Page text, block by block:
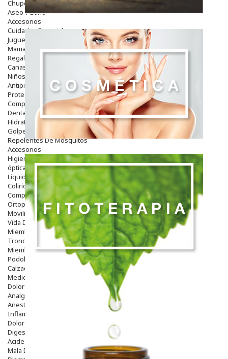
Chupetes Y Mordedores
Aseo Y Baño
Accesorios
Cuidados Especiales
Juguetes
Mama
Regalos
Canastilla
Niños
Antipiojos
Protección Solar
Complementos Alimentarios
Dentales
Hidratantes
Golpes Y Hematomas
Repelentes De Mosquitos
Accesorios
Higiene
óptica
Líquidos Lentillas
Colirios
Complementos Alimentarios.
Ortopedia - Accesorios
Movilidad
Vida Diaria
Miembro Superior
Tronco
Miembro Inferior
Podología
Calzado
Medicamentos
Dolor E Inflamación
Analgésicos
Anestésicos
Inflamación Articulaciones
Dolor Muscular / Articular
Digestivo
Acidez, Gases Y Ardores
Mala Digestion